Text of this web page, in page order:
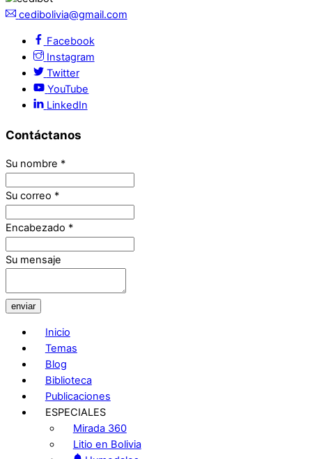
cedibolivia@gmail.com
Facebook
Instagram
Twitter
YouTube
LinkedIn
Contáctanos
Su nombre *
Su correo *
Encabezado *
Su mensaje
enviar
Inicio
Temas
Blog
Biblioteca
Publicaciones
ESPECIALES
Mirada 360
Litio en Bolivia